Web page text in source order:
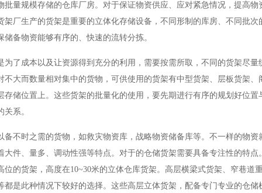
批量规模存储的仓库厂房。对于保证物资供应、应对紧急情况，提高物
架厂生产的货架是重要的立体化存储设备，不同形制的库房、不同批次
备物资能够有序的、快速的流转分拣。
为了成本以及让资源得到充分的利用，需要按需所取，不同的货架尽量
不大而数量相对集中的货物，可供使用的货架有中型货架、层板货架、
存储位置上。这些货架的批量化的使用，要先期进行有序的规划好位置
系。
备不时之需的货物，如救灾物资库，战略物资储备库等。不一样的物资
大件、量多、调动性强等特点。对于的仓储货架需要具备专注性的特点
的货架，高度在10~30米的立体仓库货架。高层横梁式货架、窄巷道
都是此种情况下较好的选择。这些高层立体货架，配备专门专业的仓储